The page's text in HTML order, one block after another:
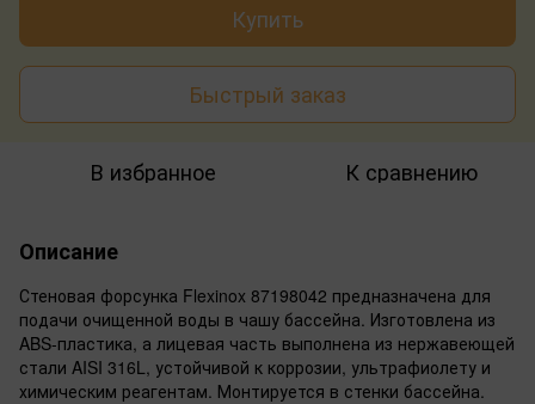
Купить
Быстрый заказ
В избранное К сравнению
Описание
Стеновая форсунка Flexinox 87198042 предназначена для
подачи очищенной воды в чашу бассейна. Изготовлена из
ABS-пластика, а лицевая часть выполнена из нержавеющей
стали AISI 316L, устойчивой к коррозии, ультрафиолету и
химическим реагентам. Монтируется в стенки бассейна.